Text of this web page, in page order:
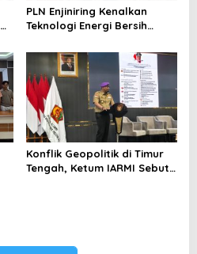
PLN Enjiniring Kenalkan
Teknologi Energi Bersih
Konflik Geopolitik di Timur
Tengah, Ketum IARMI Sebut